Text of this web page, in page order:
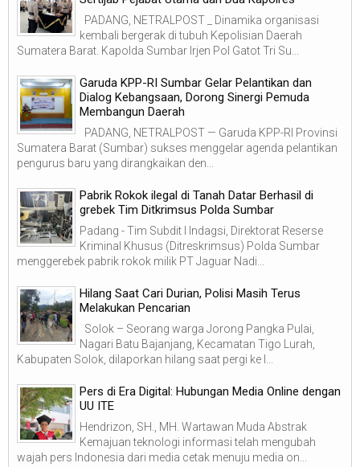
PADANG, NETRALPOST _ Dinamika organisasi
kembali bergerak di tubuh Kepolisian Daerah
Sumatera Barat. Kapolda Sumbar Irjen Pol Gatot Tri Su...
Garuda KPP-RI Sumbar Gelar Pelantikan dan
Dialog Kebangsaan, Dorong Sinergi Pemuda
Membangun Daerah
PADANG, NETRALPOST — Garuda KPP-RI Provinsi
Sumatera Barat (Sumbar) sukses menggelar agenda pelantikan
pengurus baru yang dirangkaikan den...
Pabrik Rokok ilegal di Tanah Datar Berhasil di
grebek Tim Ditkrimsus Polda Sumbar
Padang - Tim Subdit I Indagsi, Direktorat Reserse
Kriminal Khusus (Ditreskrimsus) Polda Sumbar
menggerebek pabrik rokok milik PT Jaguar Nadi...
Hilang Saat Cari Durian, Polisi Masih Terus
Melakukan Pencarian
Solok – Seorang warga Jorong Pangka Pulai,
Nagari Batu Bajanjang, Kecamatan Tigo Lurah,
Kabupaten Solok, dilaporkan hilang saat pergi ke l...
Pers di Era Digital: Hubungan Media Online dengan
UU ITE
Hendrizon, SH., MH. Wartawan Muda Abstrak
Kemajuan teknologi informasi telah mengubah
wajah pers Indonesia dari media cetak menuju media on...